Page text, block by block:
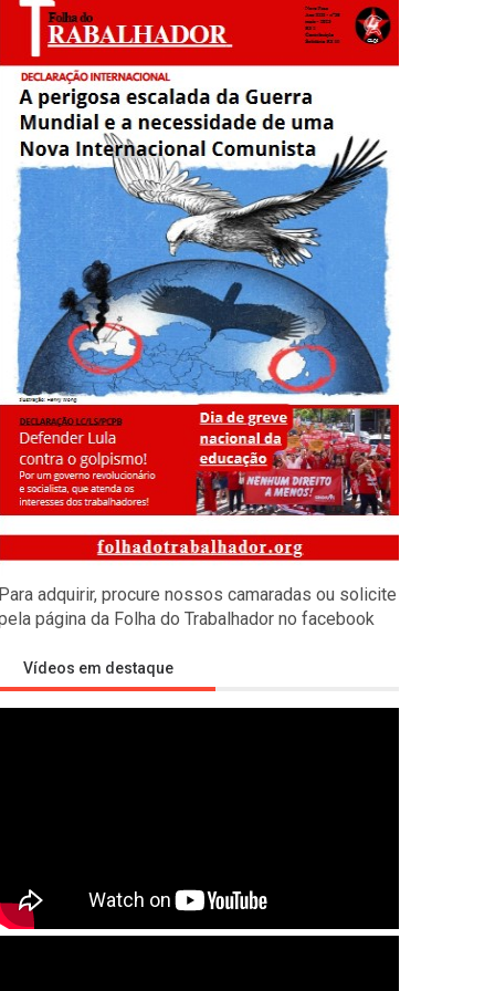
contra o imperialismo e o fascismo!
setembro! Comitê de Ligação pela IV Internacional Devido à
o Congresso que finalizou o processo de fusão de três
do capitalismo
desabaram sobre o Recife e o arco da região metropolitana
trumpista, antichinesa, defensora da dolarização
de domingo, 13 de agosto de 2023, o deputado Javier Milei,
pelos camaradas russos de Economia Marxista contra
a Rússia
Para adquirir, procure nossos camaradas ou solicite
página da Folha do Trabalhador no facebook
Vídeos em destaque